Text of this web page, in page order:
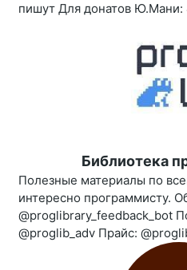
пишут Для донатов Ю.Мани:
Библиотека
Полезные материалы по
интересно программисту.
@proglibrary_feedback_bot
@proglib_adv Прайс: